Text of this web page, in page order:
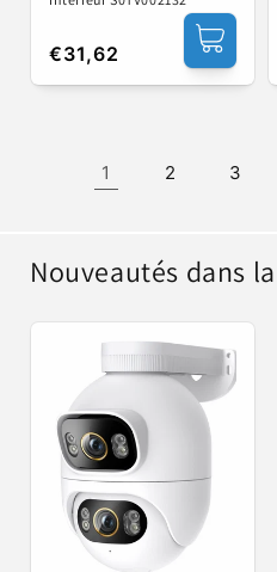
Prix
habituel
€31,62
1 2 3
Nouveautés dans